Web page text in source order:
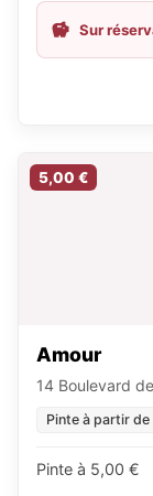
Sur
5,00 €
Amour
14 Boulevard
Pinte à partir
Pinte à 5,00 €